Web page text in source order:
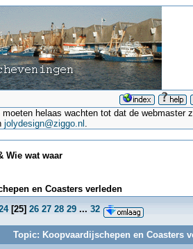
moeten helaas wachten tot dat de
jolydesign@ziggo.nl .
Wie wat waar
en Coasters verleden
[25] 26 27 28 29 ... 32
Topic: Koopvaardijschepen en Coasters